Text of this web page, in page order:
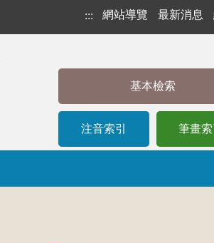
::: 網站導覽 最新消息
基本檢索
注音索引 筆畫索